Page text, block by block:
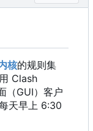
核的规则集
Clash
（GUI） 客户
天早上 6:30